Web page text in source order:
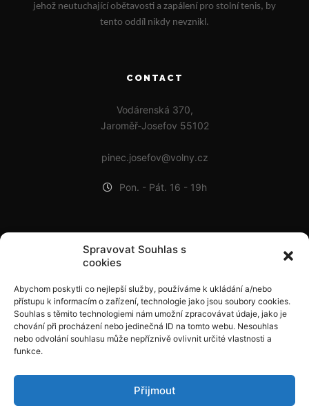
Spravovat Souhlas s
cookies
Abychom poskytli co nejlepší služby, používáme k ukládání a/nebo
přístupu k informacím o zařízení, technologie jako jsou soubory cookies.
Souhlas s těmito technologiemi nám umožní zpracovávat údaje, jako je
chování při procházení nebo jedinečná ID na tomto webu. Nesouhlas
nebo odvolání souhlasu může nepříznivě ovlivnit určité vlastnosti a
funkce.
Přijmout
jehož neutuchající obětavosti a zapálení pro stolní tenis, by
tento oddíl nikdy nevznikl.
CONTACT
Vodárenská 370,
Jaroměř-Josefov 55102
pinec.josefov@volny.cz
Pon. - Pát. 16 - 19h
9. 9. 2024
Čelákovická Minipálka 2024
1. 9. 2024